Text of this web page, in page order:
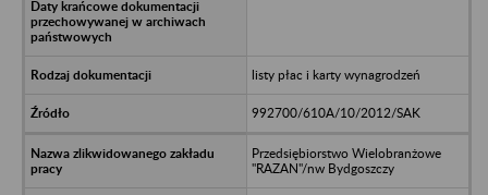
listy płac i karty wynagrodzeń
992700/610A/10/2012/SAK
Przedsiębiorstwo Wielobranżowe
"RAZAN"/nw Bydgoszczy